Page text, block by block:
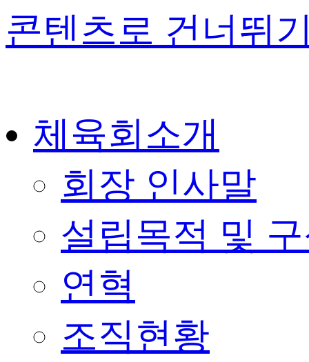
콘텐츠로 건너뛰
체육회소개
회장 인사말
설립목적 및
연혁
조직현황